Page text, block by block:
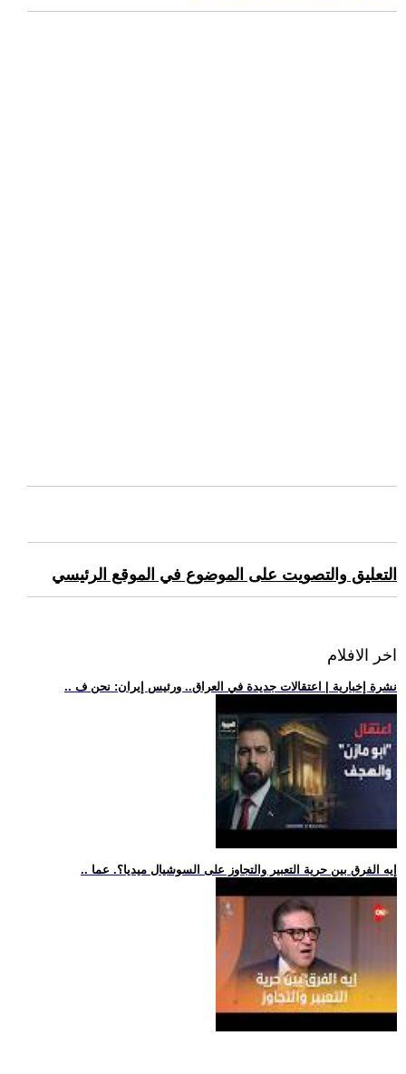
التعليق والتصويت على الموضوع في الموقع الرئيسي
اخر الافلام
.. نشرة إخبارية | اعتقالات جديدة في العراق.. ورئيس إيران: نحن ف
.. إيه الفرق بين حرية التعبير والتجاوز على السوشيال ميديا؟. عما